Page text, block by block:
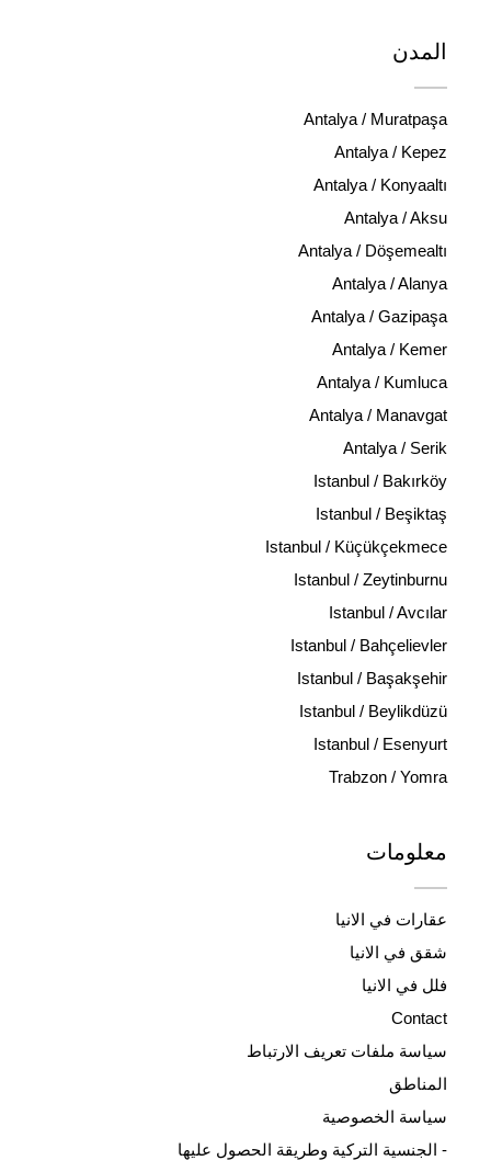
المدن
Antalya / Muratpaşa
Antalya / Kepez
Antalya / Konyaaltı
Antalya / Aksu
Antalya / Döşemealtı
Antalya / Alanya
Antalya / Gazipaşa
Antalya / Kemer
Antalya / Kumluca
Antalya / Manavgat
Antalya / Serik
Istanbul / Bakırköy
Istanbul / Beşiktaş
Istanbul / Küçükçekmece
Istanbul / Zeytinburnu
Istanbul / Avcılar
Istanbul / Bahçelievler
Istanbul / Başakşehir
Istanbul / Beylikdüzü
Istanbul / Esenyurt
Trabzon / Yomra
معلومات
عقارات في الانيا
شقق في الانيا
فلل في الانيا
Contact
سياسة ملفات تعريف الارتباط
المناطق
سياسة الخصوصية
- الجنسية التركية وطريقة الحصول عليها